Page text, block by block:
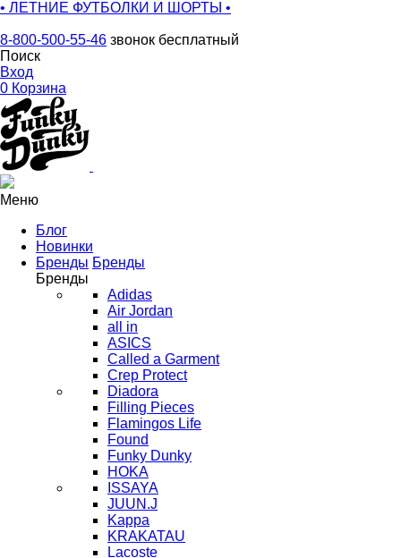
• ЛЕТНИЕ ФУТБОЛКИ И ШОРТЫ •
8-800-500-55-46 звонок бесплатный
Поиск
Вход
0 Корзина
Меню
Блог
Новинки
Бренды Бренды
Бренды
Adidas
Air Jordan
all in
ASICS
Called a Garment
Crep Protect
Diadora
Filling Pieces
Flamingos Life
Found
Funky Dunky
HOKA
ISSAYA
JUUN.J
Kappa
KRAKATAU
Lacoste